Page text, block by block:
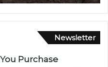
ب
ت
ا
ة
Newsletter
Purchase